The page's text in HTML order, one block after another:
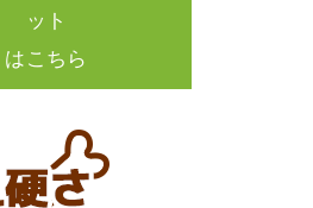
ット
はこちら